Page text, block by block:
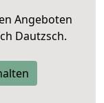
Angeboten
Dautzsch.